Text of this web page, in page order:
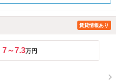
賃貸情報あり
7～7.3万円